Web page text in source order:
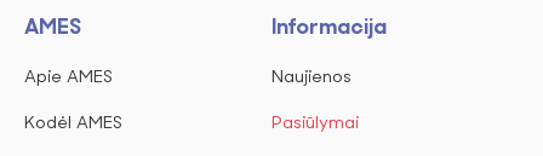
AMES
Apie AMES
Kodėl AMES
Informacija
Naujienos
Pasiūlymai